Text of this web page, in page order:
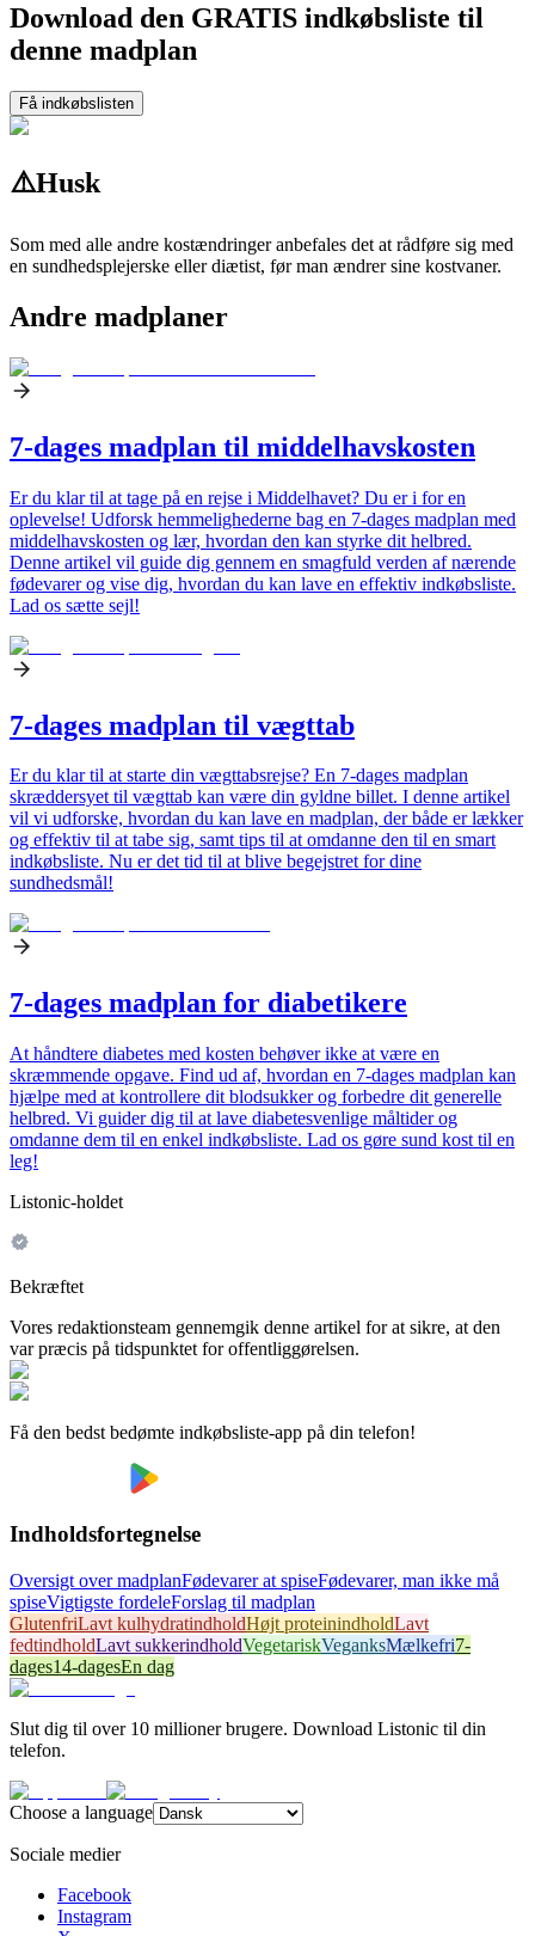
Download den GRATIS indkøbsliste til
denne madplan
Få indkøbslisten
⚠️Husk
Som med alle andre kostændringer anbefales det at rådføre sig med
en sundhedsplejerske eller diætist, før man ændrer sine kostvaner.
Andre madplaner
7-dages madplan til middelhavskosten
Er du klar til at tage på en rejse i Middelhavet? Du er i for en
oplevelse! Udforsk hemmelighederne bag en 7-dages madplan med
middelhavskosten og lær, hvordan den kan styrke dit helbred.
Denne artikel vil guide dig gennem en smagfuld verden af nærende
fødevarer og vise dig, hvordan du kan lave en effektiv indkøbsliste.
Lad os sætte sejl!
7-dages madplan til vægttab
Er du klar til at starte din vægttabsrejse? En 7-dages madplan
skræddersyet til vægttab kan være din gyldne billet. I denne artikel
vil vi udforske, hvordan du kan lave en madplan, der både er lækker
og effektiv til at tabe sig, samt tips til at omdanne den til en smart
indkøbsliste. Nu er det tid til at blive begejstret for dine
sundhedsmål!
7-dages madplan for diabetikere
At håndtere diabetes med kosten behøver ikke at være en
skræmmende opgave. Find ud af, hvordan en 7-dages madplan kan
hjælpe med at kontrollere dit blodsukker og forbedre dit generelle
helbred. Vi guider dig til at lave diabetesvenlige måltider og
omdanne dem til en enkel indkøbsliste. Lad os gøre sund kost til en
leg!
Listonic-holdet
Bekræftet
Vores redaktionsteam gennemgik denne artikel for at sikre, at den
var præcis på tidspunktet for offentliggørelsen.
Få den bedst bedømte indkøbsliste-app på din telefon!
Indholdsfortegnelse
Oversigt over madplanFødevarer at spiseFødevarer, man ikke må
spiseVigtigste fordeleForslag til madplan
GlutenfriLavt kulhydratindholdHøjt proteinindholdLavt
fedtindholdLavt sukkerindholdVegetariskVeganksMælkefri7-
dages14-dagesEn dag
Slut dig til over 10 millioner brugere. Download Listonic til din
telefon.
Choose a language
Sociale medier
Facebook
Instagram